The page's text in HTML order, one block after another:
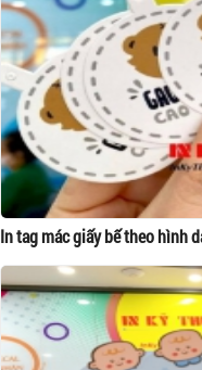
In tag mác giấy bế theo hình